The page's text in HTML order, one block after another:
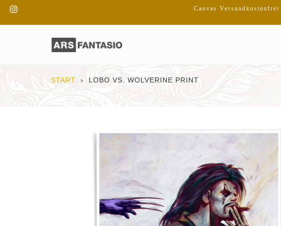
Direkt
zum
Inhalt
Instagram Canvas
START › LOBO VS. WOLVERINE PRINT